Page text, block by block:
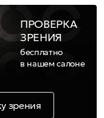
ПРОВЕРКА
ЗРЕНИЯ
бесплатно
в нашем салоне
зрения